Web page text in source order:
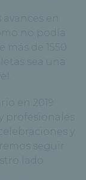
en
no podía
de 1550
sea una
en 2019
profesionales
y
seguir
lado: